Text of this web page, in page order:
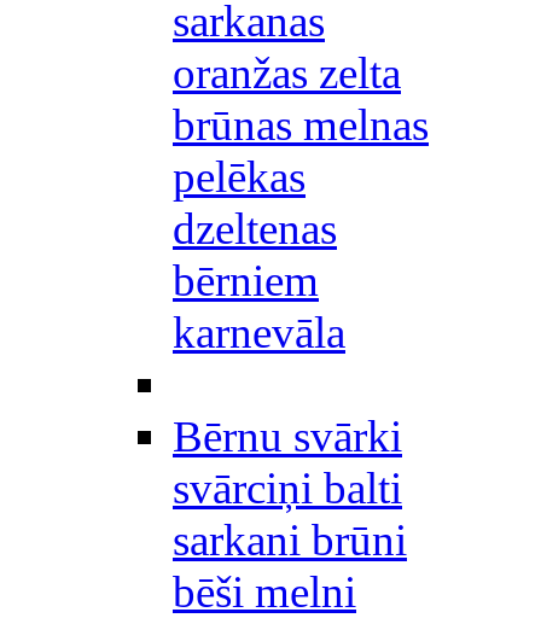
sarkanas
oranžas zelta
brūnas melnas
pelēkas
dzeltenas
bērniem
karnevāla
Bērnu svārki
svārciņi balti
sarkani brūni
bēši melni